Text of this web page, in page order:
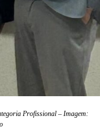
Profissional – Imagem: